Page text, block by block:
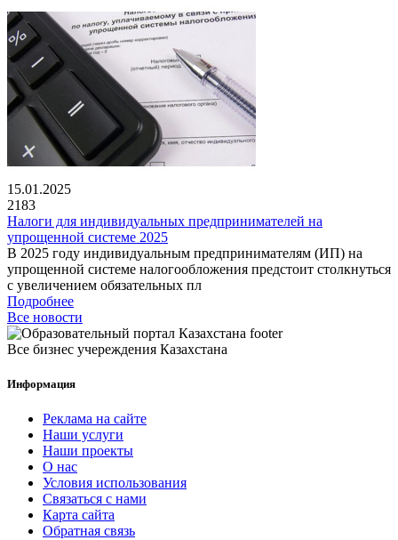
15.01.2025
2183
Налоги для индивидуальных предпринимателей на
упрощенной системе 2025
В 2025 году индивидуальным предпринимателям (ИП) на
упрощенной системе налогообложения предстоит столкнуться
с увеличением обязательных пл
Подробнее
Все новости
Все бизнес учереждения Казахстана
Информация
Реклама на сайте
Наши услуги
Наши проекты
О нас
Условия использования
Связаться с нами
Карта сайта
Обратная связь